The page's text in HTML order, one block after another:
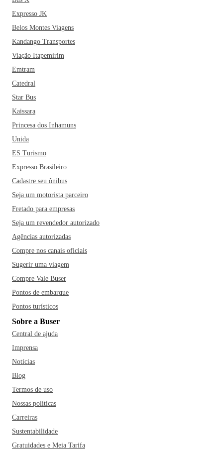
Expresso JK
Belos Montes Viagens
Kandango Transportes
Viação Itapemirim
Emtram
Catedral
Star Bus
Kaissara
Princesa dos Inhamuns
Unida
ES Turismo
Expresso Brasileiro
Cadastre seu ônibus
Seja um motorista parceiro
Fretado para empresas
Seja um revendedor autorizado
Agências autorizadas
Compre nos canais oficiais
Sugerir uma viagem
Compre Vale Buser
Pontos de embarque
Pontos turísticos
Sobre a Buser
Central de ajuda
Imprensa
Notícias
Blog
Termos de uso
Nossas políticas
Carreiras
Sustentabilidade
Gratuidades e Meia Tarifa